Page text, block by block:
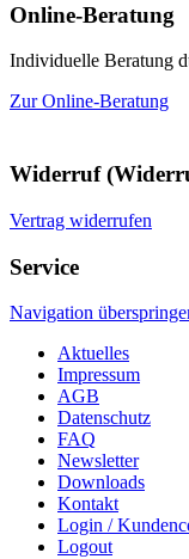
Online-Beratung
Individuelle Beratung
Zur Online-Beratung
Widerruf
Vertrag widerrufen
Service
Navigation
Aktuelles
Impressum
AGB
Datenschutz
FAQ
Newsletter
Downloads
Kontakt
Login /
Logout